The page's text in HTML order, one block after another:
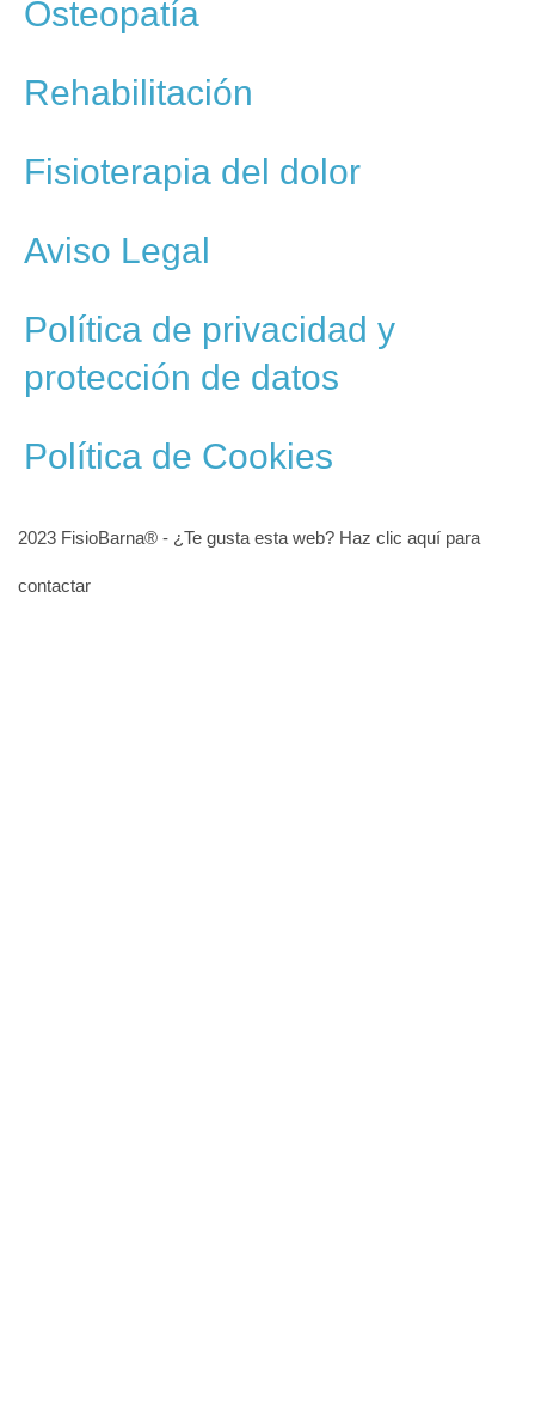
Osteopatía
Rehabilitación
Fisioterapia del dolor
Aviso Legal
Política de privacidad y
protección de datos
Política de Cookies
2023 FisioBarna® - ¿Te gusta esta web? Haz clic aquí para
contactar